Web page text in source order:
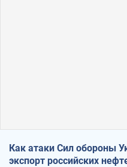
Как атаки Сил обороны
экспорт российских